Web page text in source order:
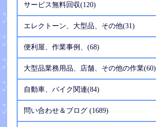
サービス無料回収(120)
エレクトーン、大型品、その他(31)
便利屋、作業事例、(68)
大型品業務用品、店舗、その他の作業(60)
自動車、バイク関連(84)
問い合わせ＆ブログ (1689)